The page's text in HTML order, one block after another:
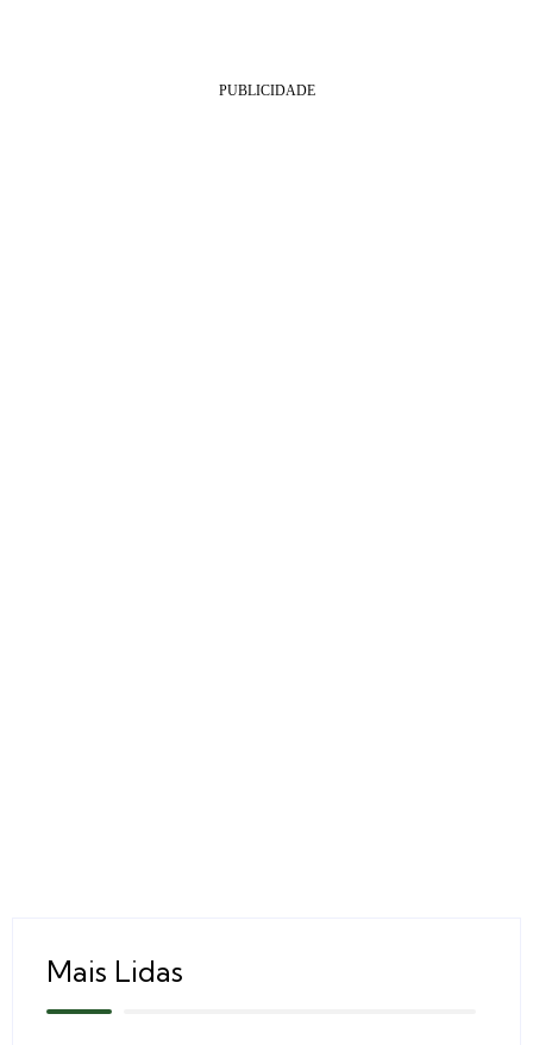
Mais Lidas